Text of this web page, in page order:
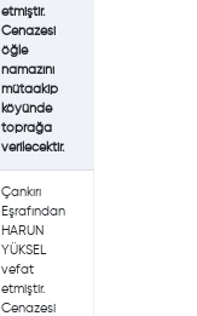
etmiştir.
Cenazesi
öğle
namazını
mütaakip
köyünde
toprağa
verilecektir.
Çankırı
Eşrafından
HARUN
YÜKSEL
vefat
etmiştir.
Cenazesi